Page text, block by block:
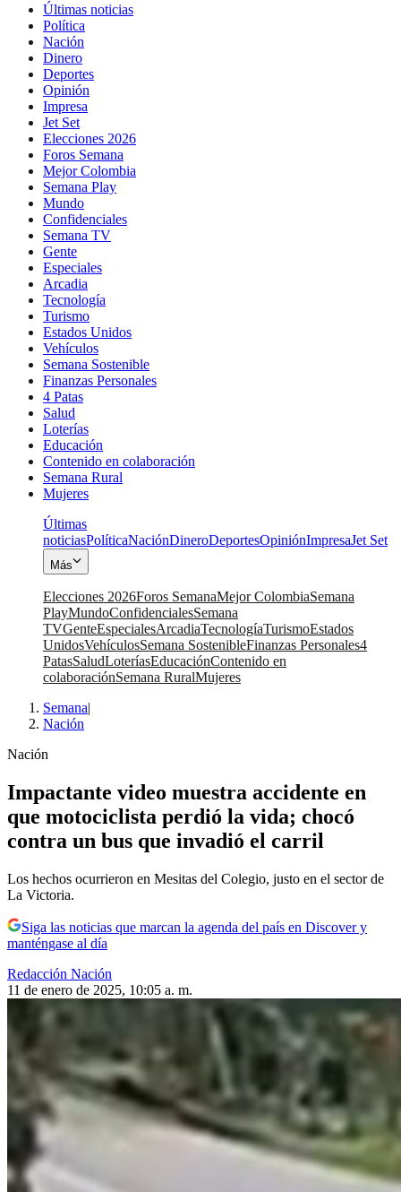
Últimas noticias
Política
Nación
Dinero
Deportes
Opinión
Impresa
Jet Set
Elecciones 2026
Foros Semana
Mejor Colombia
Semana Play
Mundo
Confidenciales
Semana TV
Gente
Especiales
Arcadia
Tecnología
Turismo
Estados Unidos
Vehículos
Semana Sostenible
Finanzas Personales
4 Patas
Salud
Loterías
Educación
Contenido en colaboración
Semana Rural
Mujeres
Últimas
noticiasPolíticaNaciónDineroDeportesOpiniónImpresaJet Set
Más
Elecciones 2026Foros SemanaMejor ColombiaSemana
PlayMundoConfidencialesSemana
TVGenteEspecialesArcadiaTecnologíaTurismoEstados
UnidosVehículosSemana SostenibleFinanzas Personales4
PatasSaludLoteríasEducaciónContenido en
colaboraciónSemana RuralMujeres
Semana|
Nación
Nación
Impactante video muestra accidente en
que motociclista perdió la vida; chocó
contra un bus que invadió el carril
Los hechos ocurrieron en Mesitas del Colegio, justo en el sector de
La Victoria.
Siga las noticias que marcan la agenda del país en Discover y
manténgase al día
Redacción Nación
11 de enero de 2025, 10:05 a. m.